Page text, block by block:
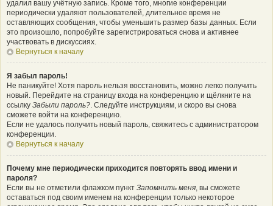
удалил вашу учётную запись. Кроме того, многие конференции
периодически удаляют пользователей, длительное время не
оставляющих сообщения, чтобы уменьшить размер базы данных. Если
это произошло, попробуйте зарегистрироваться снова и активнее
участвовать в дискуссиях.
Вернуться к началу
Я забыл пароль!
Не паникуйте! Хотя пароль нельзя восстановить, можно легко получить
новый. Перейдите на страницу входа на конференцию и щёлкните на
ссылку Забыли пароль?. Следуйте инструкциям, и скоро вы снова
сможете войти на конференцию.
Если не удалось получить новый пароль, свяжитесь с администратором
конференции.
Вернуться к началу
Почему мне периодически приходится повторять ввод имени и
пароля?
Если вы не отметили флажком пункт Запомнить меня, вы сможете
оставаться под своим именем на конференции только некоторое